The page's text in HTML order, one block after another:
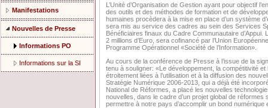
Manifestations
Nouvelles de Presse
Informations PO
Informations sur la SI
L’Unité d’Organisation de Gestion ayant pour objectif
des outils et des méthodes de formation et de
humaines procèdera à la mise en place d’un système
sera mis au service des cadres au sein des Services
Bénéficiaires finaux du Cadre Communautaire d’Appui.
2 millions d’Euro, sera cofinancé par l’Union
Programme Opérationnel «Société de l’Information».
Au cours de la conférence de Presse à l’issue de la
tenu à souligner: «Le développement, la compétitivité
étroitement liées à l’utilisation et à la diffusion des
Stratégie Numérique 2006-2013, qui a déjà été
National de Réformes, a placé les nouvelles
nouvelles, dans le cadre d’un projet global de réformes
permettre à notre pays d’accomplir un bond